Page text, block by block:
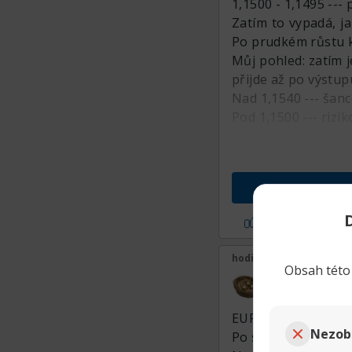
Obsah
1,1500 - 1,1495
Zatím to vypadá,
Po prudkém růstu
Můj pohled: zatím
přijde až po
Nad 1,1540 ---
(2)
hodina Před
emile17
EUR/USD --- zatím
Po silném pohybu